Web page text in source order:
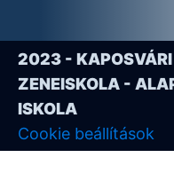
2023 - KAPOSVÁRI
ZENEISKOLA -
ISKOLA
Cookie beállítások